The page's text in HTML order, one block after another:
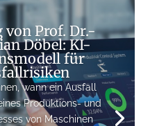
von Prof. Dr.-
Döbel: KI-
für
wann ein Ausfall
Produktions- und
von Maschinen